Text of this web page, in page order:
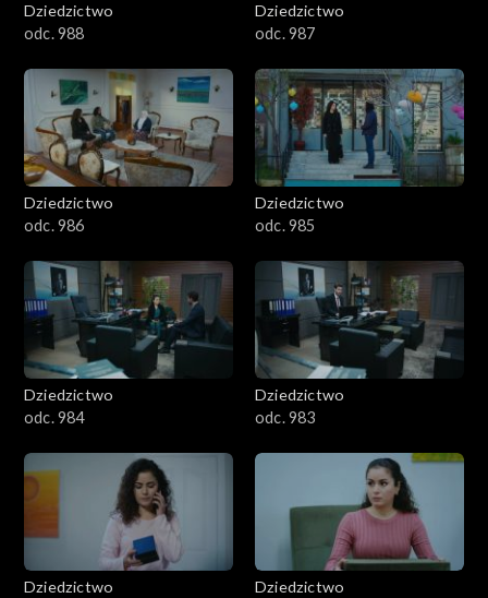
Dziedzictwo
odc. 988
Dziedzictwo
odc. 987
Dziedzictwo
odc. 986
Dziedzictwo
odc. 985
Dziedzictwo
odc. 984
Dziedzictwo
odc. 983
Dziedzictwo
Dziedzictwo